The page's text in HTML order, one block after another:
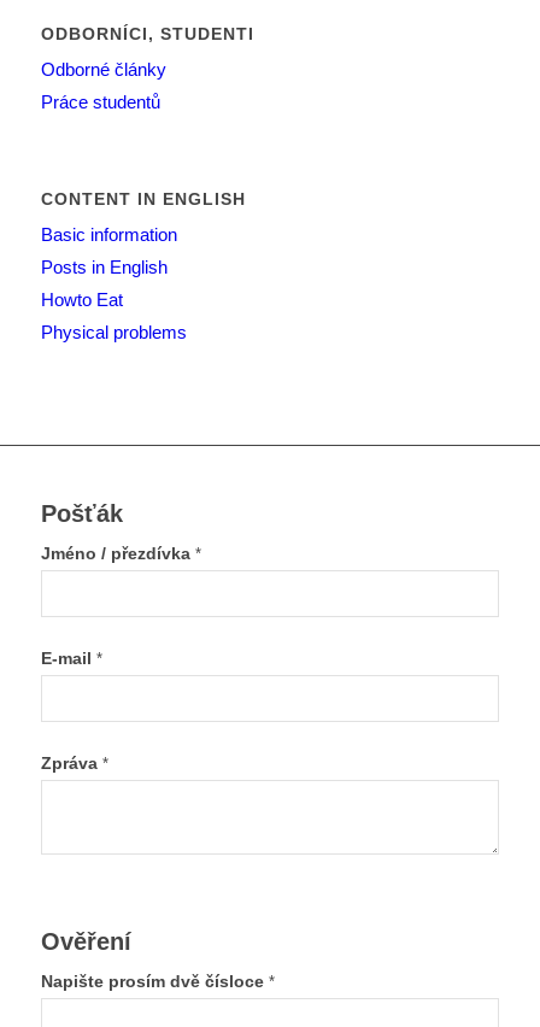
ODBORNÍCI, STUDENTI
Odborné články
Práce studentů
CONTENT IN ENGLISH
Basic information
Posts in English
Howto Eat
Physical problems
Pošťák
Jméno / přezdívka *
E-mail *
Zpráva *
Ověření
Napište prosím dvě čísloce *